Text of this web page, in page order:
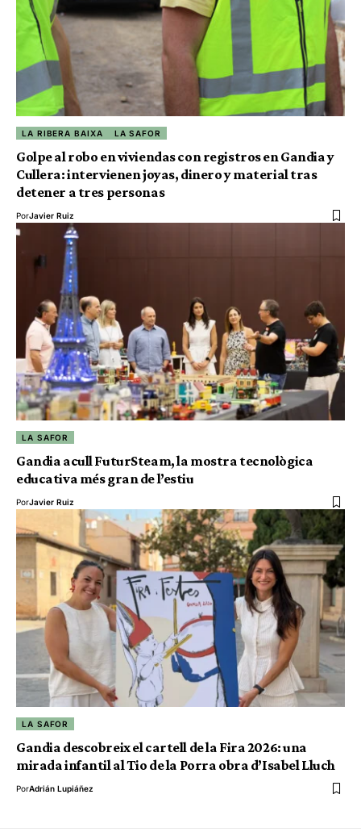
LA RIBERA BAIXA LA SAFOR
Golpe al robo en viviendas con registros en Gandia y
Cullera: intervienen joyas, dinero y material tras
detener a tres personas
PorJavier Ruiz
LA SAFOR
Gandia acull FuturSteam, la mostra tecnològica
educativa més gran de l’estiu
PorJavier Ruiz
LA SAFOR
Gandia descobreix el cartell de la Fira 2026: una
mirada infantil al Tio de la Porra obra d’Isabel Lluch
PorAdrián Lupiáñez